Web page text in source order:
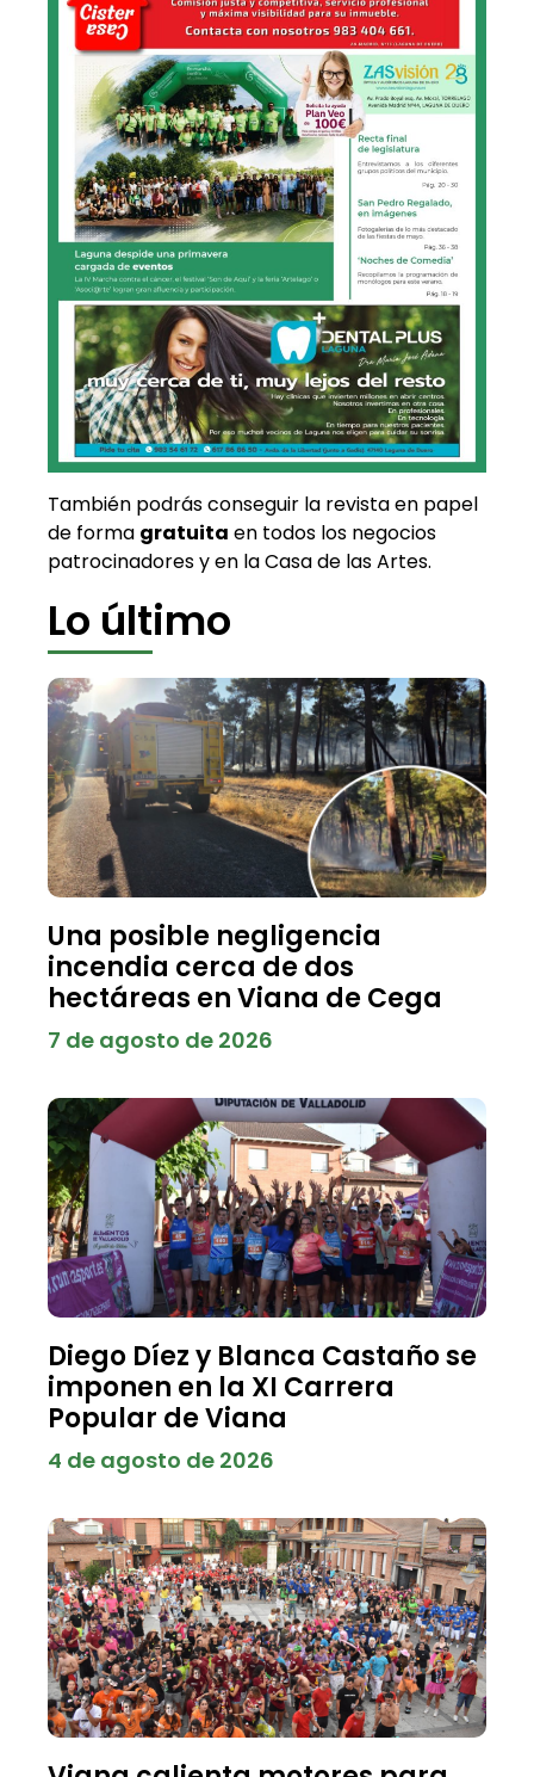
También podrás conseguir la revista en papel
de forma gratuita en todos los negocios
patrocinadores y en la Casa de las Artes.
Lo último
Una posible negligencia
incendia cerca de dos
hectáreas en Viana de Cega
7 de agosto de 2026
Diego Díez y Blanca Castaño se
imponen en la XI Carrera
Popular de Viana
4 de agosto de 2026